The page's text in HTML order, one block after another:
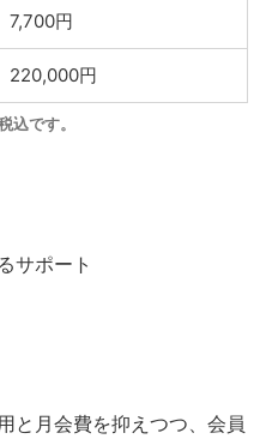
7,700円
220,000円
込です。
サポート
と月会費を抑えつつ、会員